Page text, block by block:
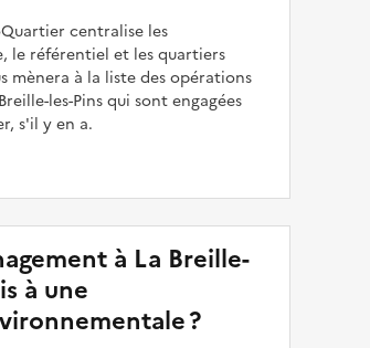
centralise les
le référentiel et les quartiers
mènera à la liste des opérations
les-Pins qui sont engagées
s'il y en a.
à La Breille-
à une
?